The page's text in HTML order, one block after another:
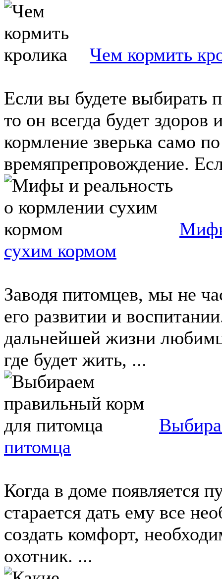
Чем кормить
Если вы будете выбирать
то он всегда будет здоров
кормление зверька само
времяпрепровождение.
сухим кормом
Заводя питомцев, мы не
его развитии и
дальнейшей жизни
где будет жить, ...
питомца
Когда в доме появляется
старается дать ему все
создать комфорт,
охотник. ...